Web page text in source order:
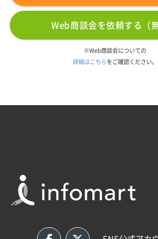
Web商談会を依頼する（無
※Web商談会についての
詳細はこちらをご確認ください。